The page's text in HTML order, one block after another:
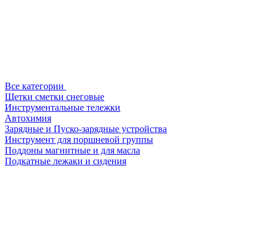
Все категории
Щетки сметки снеговые
Инструментальные тележки
Автохимия
Зарядные и Пуско-зарядные устройства
Инструмент для поршневой группы
Поддоны магнитные и для масла
Подкатные лежаки и сидения